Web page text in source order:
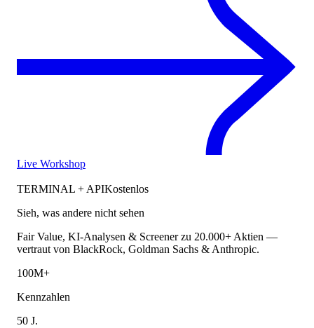
Live Workshop
TERMINAL + APIKostenlos
Sieh, was andere nicht sehen
Fair Value, KI-Analysen & Screener zu 20.000+ Aktien —
vertraut von BlackRock, Goldman Sachs & Anthropic.
100M+
Kennzahlen
50 J.